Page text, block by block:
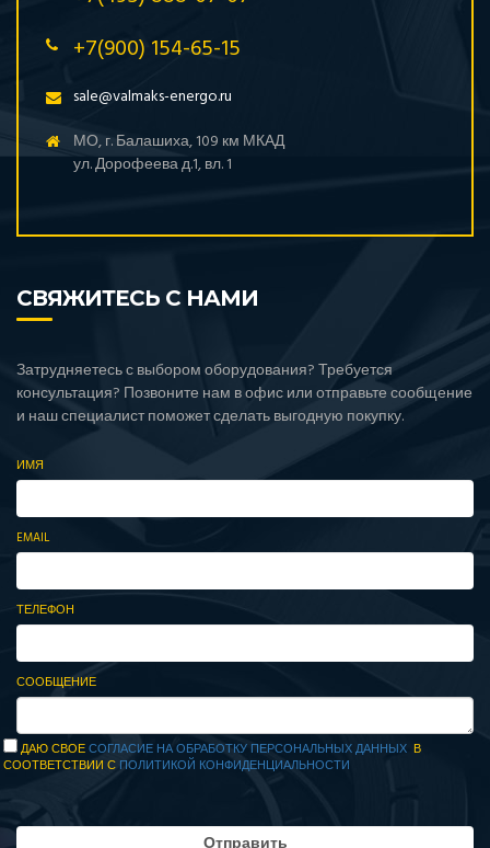
+7(900) 154-65-15
sale@valmaks-energo.ru
МО, г. Балашиха, 109 км МКАД
ул. Дорофеева д.1, вл. 1
СВЯЖИТЕСЬ С НАМИ
Затрудняетесь с выбором оборудования? Требуется
консультация? Позвоните нам в офис или отправьте сообщение
и наш специалист поможет сделать выгодную покупку.
ИМЯ
EMAIL
ТЕЛЕФОН
СООБЩЕНИЕ
ДАЮ СВОЕСОГЛАСИЕ НА ОБРАБОТКУ ПЕРСОНАЛЬНЫХ ДАННЫХ В
СООТВЕТСТВИИ С ПОЛИТИКОЙ КОНФИДЕНЦИАЛЬНОСТИ